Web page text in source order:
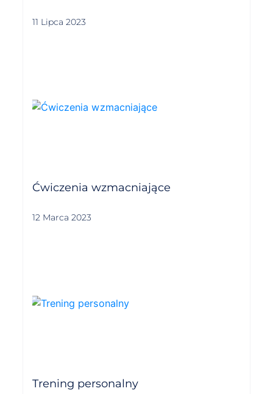
11 Lipca 2023
Ćwiczenia wzmacniające
12 Marca 2023
Trening personalny